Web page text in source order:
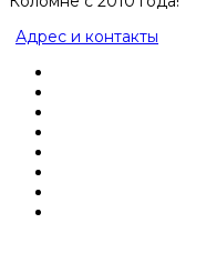
Адрес и контакты